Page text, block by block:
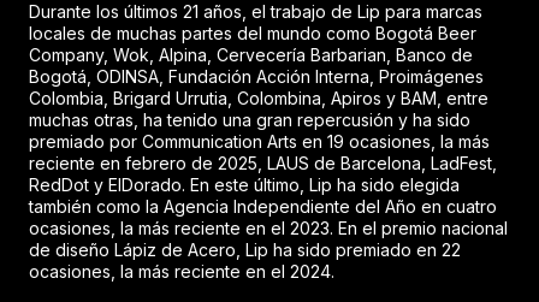
Durante los últimos 21 años, el trabajo de Lip para marcas
locales de muchas partes del mundo como Bogotá Beer
Company, Wok, Alpina, Cervecería Barbarian, Banco de
Bogotá, ODINSA, Fundación Acción Interna, Proimágenes
Colombia, Brigard Urrutia, Colombina, Apiros y BAM, entre
muchas otras, ha tenido una gran repercusión y ha sido
premiado por Communication Arts en 19 ocasiones, la más
reciente en febrero de 2025, LAUS de Barcelona, LadFest,
RedDot y ElDorado. En este último, Lip ha sido elegida
también como la Agencia Independiente del Año en cuatro
ocasiones, la más reciente en el 2023. En el premio nacional
de diseño Lápiz de Acero, Lip ha sido premiado en 22
ocasiones, la más reciente en el 2024.